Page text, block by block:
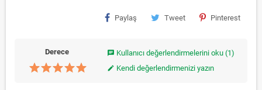
Paylaş Tweet Pinterest
Derece chat Kullanıcı değerlendirmelerini oku (1)
edit Kendi değerlendirmenizi yazın